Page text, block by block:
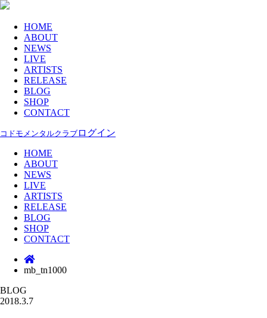
HOME
ABOUT
NEWS
LIVE
ARTISTS
RELEASE
BLOG
SHOP
CONTACT
コドモメンタルクラブ ログイン
HOME
ABOUT
NEWS
LIVE
ARTISTS
RELEASE
BLOG
SHOP
CONTACT
mb_tn1000
BLOG
2018.3.7